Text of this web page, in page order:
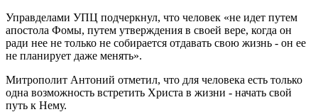
Управделами УПЦ подчеркнул, что человек «не идет путем
апостола Фомы, путем утверждения в своей вере, когда он
ради нее не только не собирается отдавать свою жизнь - он ее
не планирует даже менять».
Митрополит Антоний отметил, что для человека есть только
одна возможность встретить Христа в жизни - начать свой
путь к Нему.